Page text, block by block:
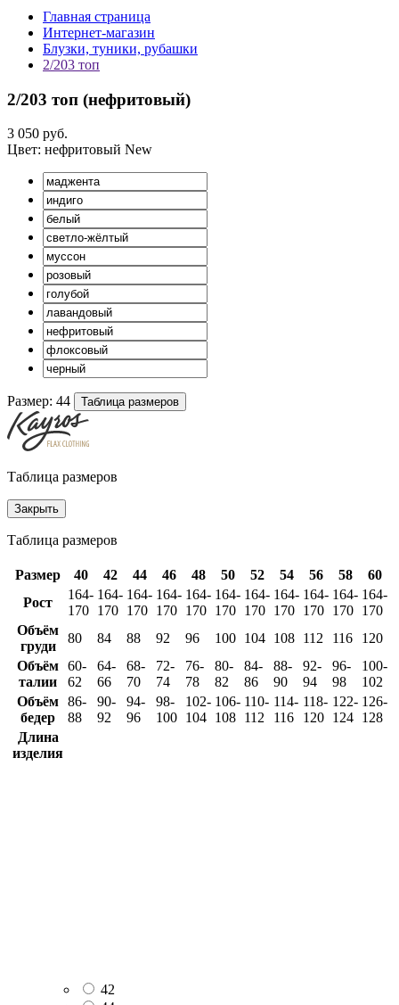
Главная страница
Интернет-магазин
Блузки, туники, рубашки
2/203 топ
2/203 топ (нефритовый)
3 050 руб.
Цвет: нефритовый New
Размер: 44 Таблица размеров
Таблица размеров
Закрыть
Таблица размеров
Размер 40 42 44 46 48 50 52 54 56 58
60
Рост
164-
170
164-
170
164-
170
164-
170
164-
170
164-
170
164-
170
164-
170
164-
170
164-
170
164-
170
Объём
груди
80 84 88 92 96 100 104 108 112 116
120
Объём
талии
60-
62
64-
66
68-
70
72-
74
76-
78
80-
82
84-
86
88-
90
92-
94
96-
98
100-
102
Объём
бедер
86-
88
90-
92
94-
96
98-
100
102-
104
106-
108
110-
112
114-
116
118-
120
122-
124
126-
128
Длина
изделия
42